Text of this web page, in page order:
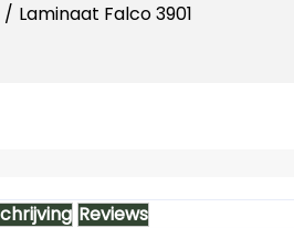
/ Laminaat Falco 3901
Reviews